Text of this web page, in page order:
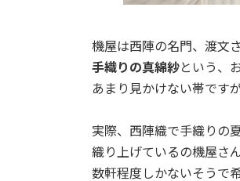
機屋は西陣の名門、渡文さ
手織りの真綿紗という、
あまり見かけない帯です
実際、西陣織で手織りの
織り上げているの機屋さ
数軒程度しかないそうで